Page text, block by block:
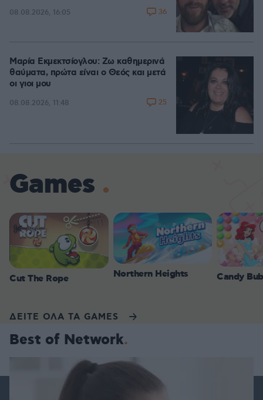
08.08.2026, 16:05 36
Μαρία Εκμεκτσίογλου: Ζω καθημερινά
θαύματα, πρώτα είναι ο Θεός και μετά
οι γιοι μου
08.08.2026, 11:48 25
Games
Cut The Rope Northern Heights Candy
ΔΕΙΤΕ ΟΛΑ ΤΑ GAMES
Best of Network